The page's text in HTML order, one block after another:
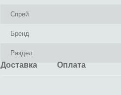
Спрей
Бренд
Раздел
Доставка Оплата